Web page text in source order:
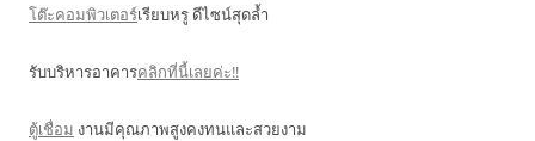
โต๊ะคอมพิวเตอร์เรียบหรู ดีไซน์สุดล้ำ
รับบริหารอาคารคลิกที่นี้เลยค่ะ!!
ตู้เชื่อม งานมีคุณภาพสูงคงทนและสวยงาม